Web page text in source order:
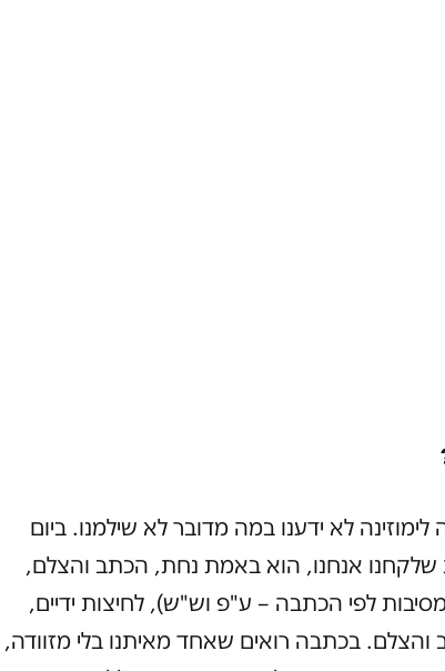
לא ידענו במה מדובר לא שילמנו. ביום
שלקחנו אנחנו, הוא באמת נחת, הכתב והצלם,
לפי הכתבה – ע"פ וש"ש), לחיצות ידיים,
והצלם. בכתבה רואים שאחד מאיתנו בלי מזוודה,